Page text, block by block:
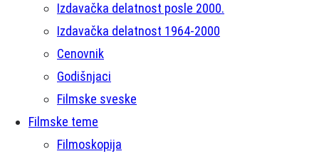
Izdavačka delatnost posle 2000.
Izdavačka delatnost 1964-2000
Cenovnik
Godišnjaci
Filmske sveske
Filmske teme
Filmoskopija